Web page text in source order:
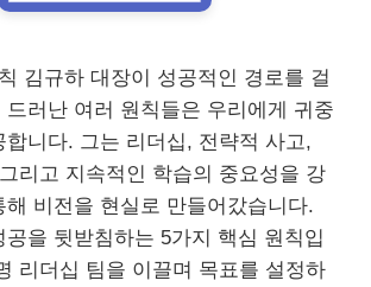
김규하 대장이 성공적인 경로를 걸
드러난 여러 원칙들은 우리에게 귀중
합니다. 그는 리더십, 전략적 사고,
리고 지속적인 학습의 중요성을 강
해 비전을 현실로 만들어갔습니다.
공을 뒷받침하는 5가지 핵심 원칙입
리더십 팀을 이끌며 목표를 설정하